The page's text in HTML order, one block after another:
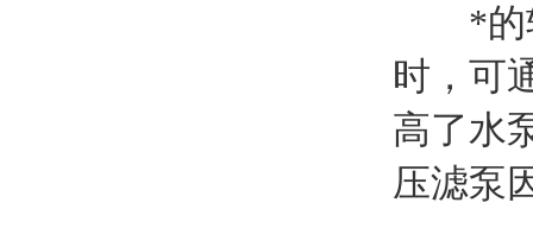
*的轴
时，可
高了水
压滤泵